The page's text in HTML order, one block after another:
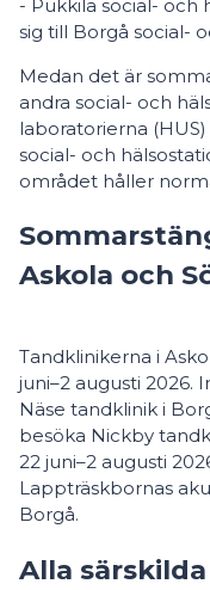
- Pukkila social- och
sig till Borgå social-
Medan det är
andra social- och
laboratorierna
social- och
området håller
Askola och
Tandklinikerna i
juni–2 augusti 2026.
Näse tandklinik i
besöka Nickby
22 juni–2 augusti
Lappträskbornas
Borgå.
Alla